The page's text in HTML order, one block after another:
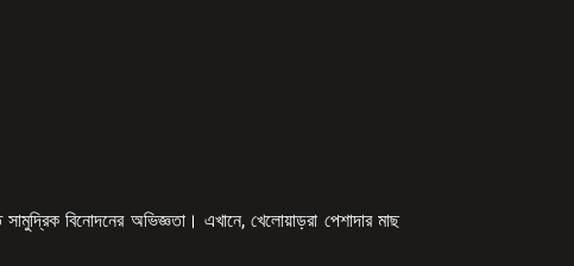
বিনোদনের অভিজ্ঞতা। এখানে, খেলোয়াড়রা পেশাদার মাছ